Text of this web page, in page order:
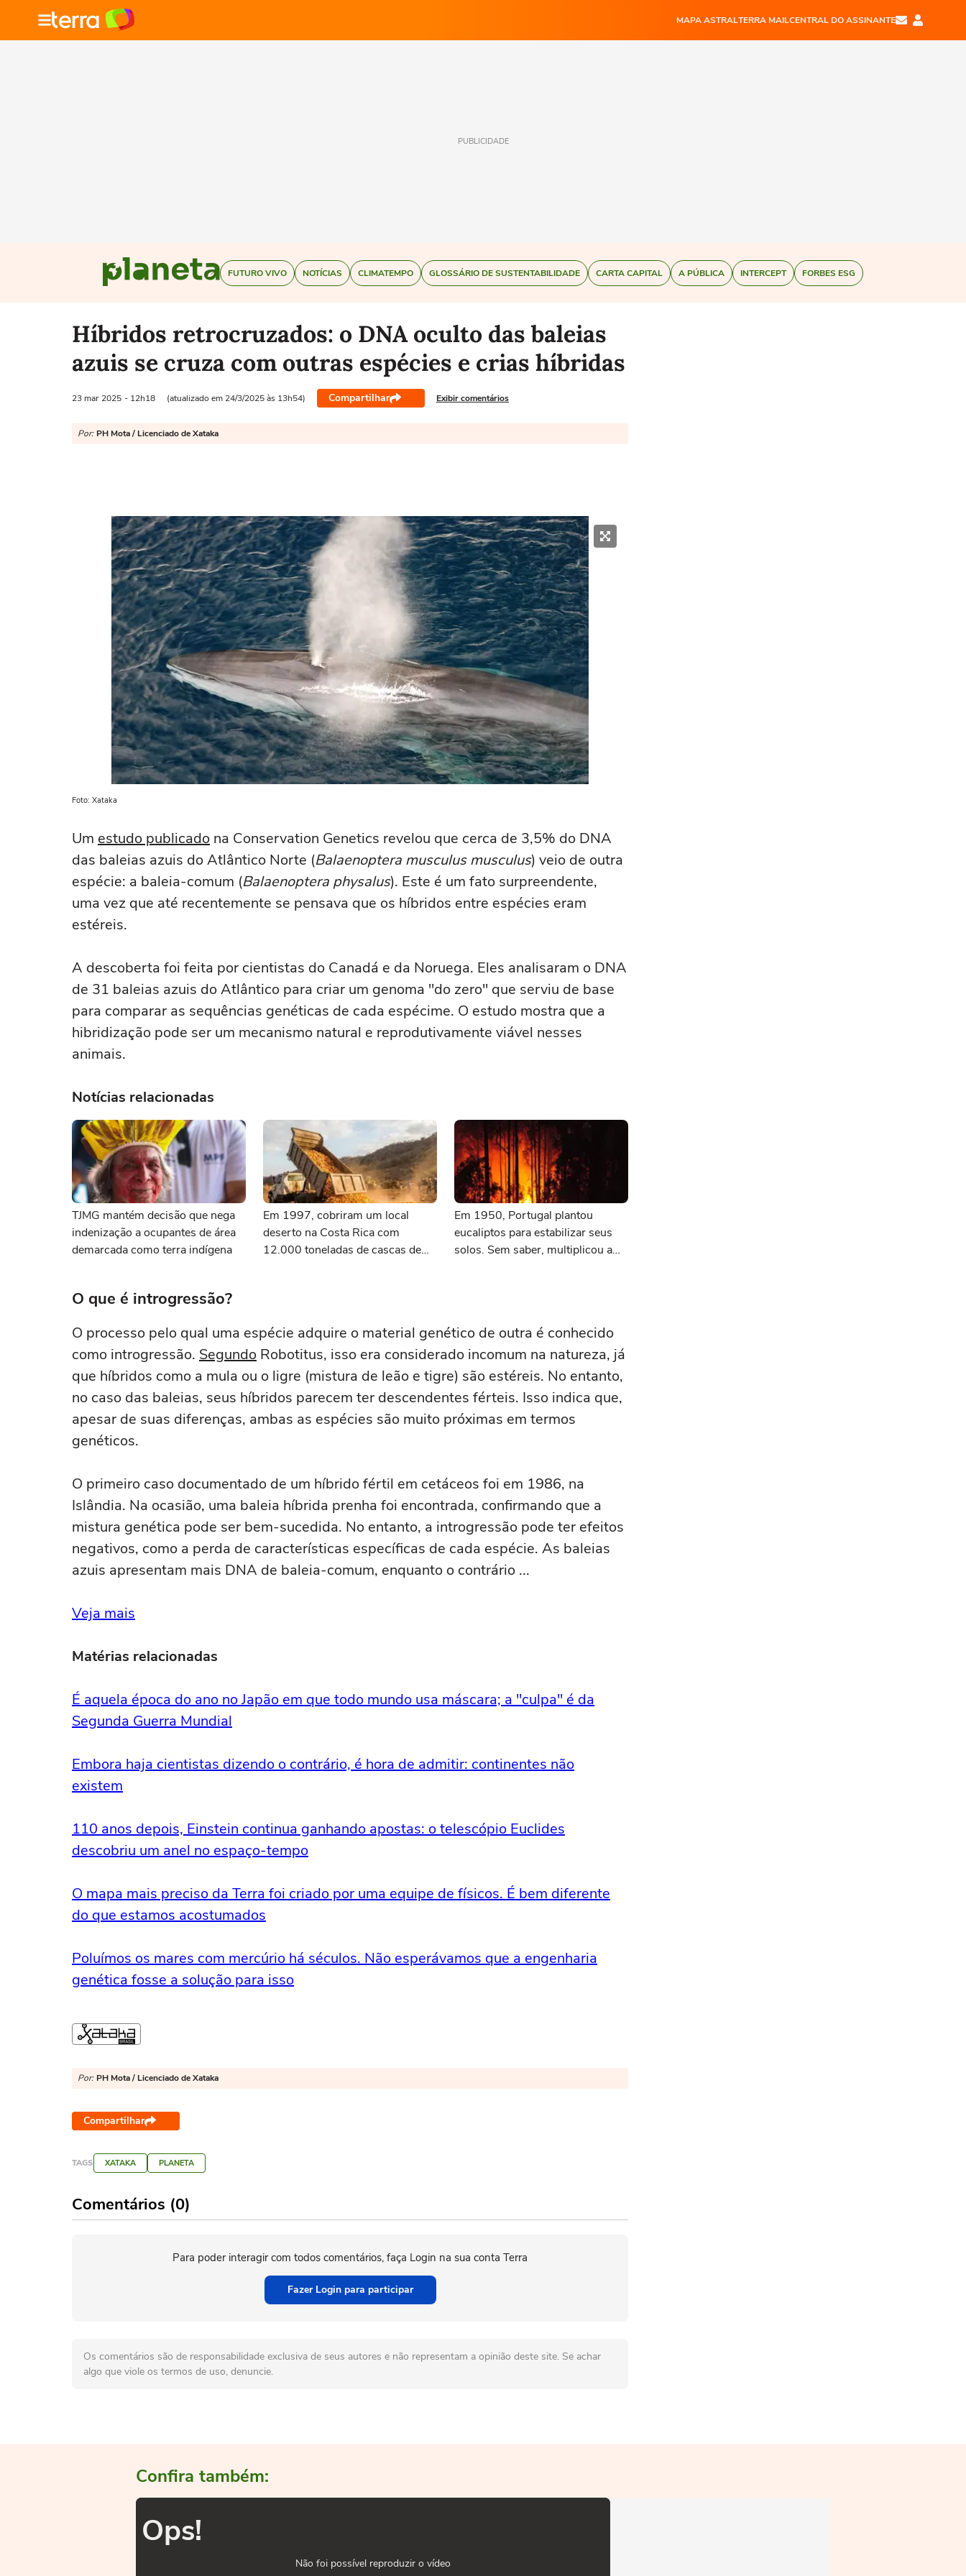
MAPA ASTRALTERRA MAILCENTRAL DO ASSINANTE
PUBLICIDADE
FUTURO VIVO NOTÍCIAS CLIMATEMPO GLOSSÁRIO DE SUSTENTABILIDADE CARTA CAPITAL A PÚBLICA INTERCEPT FORBES ESG
Híbridos retrocruzados: o DNA oculto das baleias
azuis se cruza com outras espécies e crias híbridas
23 mar 2025 - 12h18 (atualizado em 24/3/2025 às 13h54) Compartilhar Exibir comentários
Por: PH Mota / Licenciado de Xataka
Foto: Xataka
Um estudo publicado na Conservation Genetics revelou que cerca de 3,5% do DNA
das baleias azuis do Atlântico Norte (Balaenoptera musculus musculus) veio de outra
espécie: a baleia-comum (Balaenoptera physalus). Este é um fato surpreendente,
uma vez que até recentemente se pensava que os híbridos entre espécies eram
estéreis.
A descoberta foi feita por cientistas do Canadá e da Noruega. Eles analisaram o DNA
de 31 baleias azuis do Atlântico para criar um genoma "do zero" que serviu de base
para comparar as sequências genéticas de cada espécime. O estudo mostra que a
hibridização pode ser um mecanismo natural e reprodutivamente viável nesses
animais.
Notícias relacionadas
TJMG mantém decisão que nega
indenização a ocupantes de área
demarcada como terra indígena
Em 1997, cobriram um local
deserto na Costa Rica com
12.000 toneladas de cascas de
Em 1950, Portugal plantou
eucaliptos para estabilizar seus
solos. Sem saber, multiplicou a
O que é introgressão?
O processo pelo qual uma espécie adquire o material genético de outra é conhecido
como introgressão. Segundo Robotitus, isso era considerado incomum na natureza, já
que híbridos como a mula ou o ligre (mistura de leão e tigre) são estéreis. No entanto,
no caso das baleias, seus híbridos parecem ter descendentes férteis. Isso indica que,
apesar de suas diferenças, ambas as espécies são muito próximas em termos
genéticos.
O primeiro caso documentado de um híbrido fértil em cetáceos foi em 1986, na
Islândia. Na ocasião, uma baleia híbrida prenha foi encontrada, confirmando que a
mistura genética pode ser bem-sucedida. No entanto, a introgressão pode ter efeitos
negativos, como a perda de características específicas de cada espécie. As baleias
azuis apresentam mais DNA de baleia-comum, enquanto o contrário ...
Veja mais
Matérias relacionadas
É aquela época do ano no Japão em que todo mundo usa máscara; a "culpa" é da
Segunda Guerra Mundial
Embora haja cientistas dizendo o contrário, é hora de admitir: continentes não
existem
110 anos depois, Einstein continua ganhando apostas: o telescópio Euclides
descobriu um anel no espaço-tempo
O mapa mais preciso da Terra foi criado por uma equipe de físicos. É bem diferente
do que estamos acostumados
Poluímos os mares com mercúrio há séculos. Não esperávamos que a engenharia
genética fosse a solução para isso
Por: PH Mota / Licenciado de Xataka
Compartilhar
TAGS XATAKA PLANETA
Comentários (0)
Para poder interagir com todos comentários, faça Login na sua conta Terra
Fazer Login para participar
Os comentários são de responsabilidade exclusiva de seus autores e não representam a opinião deste site. Se achar
algo que viole os termos de uso, denuncie.
Confira também:
Ops!
Não foi possível reproduzir o vídeo